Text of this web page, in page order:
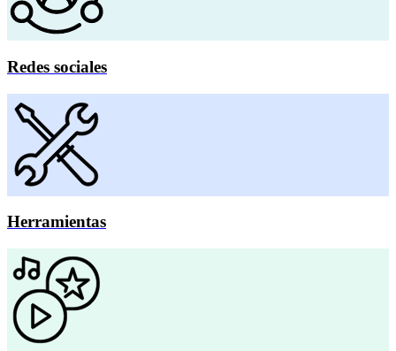
Redes sociales
Herramientas